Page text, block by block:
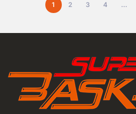
1 2 3 4 …